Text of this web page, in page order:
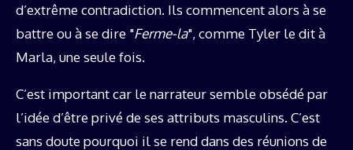
d’extrême contradiction. Ils commencent alors à se
battre ou à se dire "Ferme-la", comme Tyler le dit à
Marla, une seule fois.
C’est important car le narrateur semble obsédé par
l’idée d’être privé de ses attributs masculins. C’est
sans doute pourquoi il se rend dans des réunions de